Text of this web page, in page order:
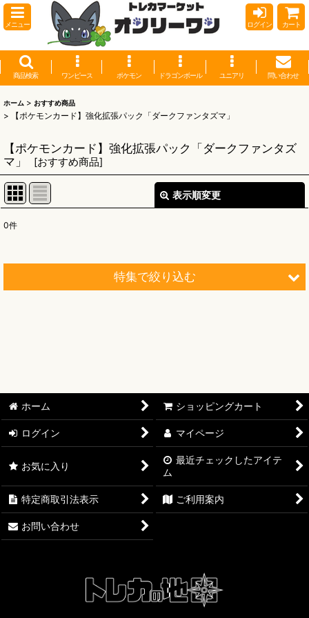
メニュー ログイン カート
商品検索 ワンピース ポケモン ドラゴンボール ユニアリ 問い合わせ
ホーム > おすすめ商品
> 【ポケモンカード】強化拡張パック「ダークファンタズマ」
【ポケモンカード】強化拡張パック「ダークファンタズ
マ」
[おすすめ商品]
表示順変更
0件
特集で絞り込む
【ワンピースカード】ブースターパック 決戦の刻【OP-16】
【ワンピースカード】ブースターパック 神の島の冒険【OP-
【ワンピースカード】エクストラブースター EGGHEAD
CRISIS【EB-04】
【ワンピースカード】ブースターパック 蒼海の七傑【OP-14】
【ワンピースカード】ブースターパック 受け継がれる意志
ホーム ショッピングカート
ログイン マイページ
お気に入り
最近チェックしたアイテ
ム
特定商取引法表示 ご利用案内
お問い合わせ